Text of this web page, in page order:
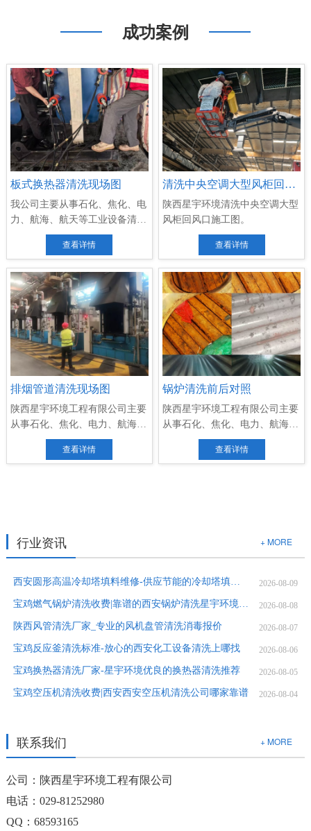
成功案例
板式换热器清洗现场图
我公司主要从事石化、焦化、电
力、航海、航天等工业设备清洗
查看详情
清洗中央空调大型风柜回风口施工
陕西星宇环境清洗中央空调大型
风柜回风口施工图。
查看详情
排烟管道清洗现场图
陕西星宇环境工程有限公司主要
从事石化、焦化、电力、航海、
查看详情
锅炉清洗前后对照
陕西星宇环境工程有限公司主要
从事石化、焦化、电力、航海、
查看详情
行业资讯 + MORE
西安圆形高温冷却塔填料维修-供应节能的冷却塔填料更换 2026-08-09
2026-08-08
陕西风管清洗厂家_专业的风机盘管清洗消毒报价 2026-08-07
宝鸡反应釜清洗标准-放心的西安化工设备清洗上哪找 2026-08-06
宝鸡换热器清洗厂家-星宇环境优良的换热器清洗推荐 2026-08-05
宝鸡空压机清洗收费|西安西安空压机清洗公司哪家靠谱 2026-08-04
联系我们 + MORE
公司：陕西星宇环境工程有限公司
电话：029-81252980
QQ：68593165